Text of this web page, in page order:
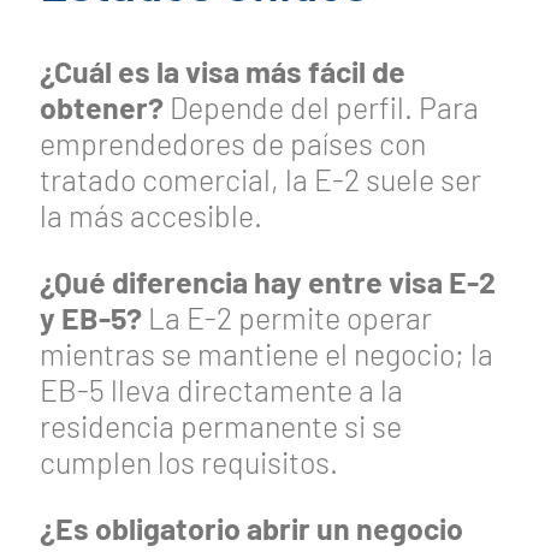
¿Cuál es la visa más fácil de
obtener? Depende del perfil. Para
emprendedores de países con
tratado comercial, la E-2 suele ser
la más accesible.
¿Qué diferencia hay entre visa E-2
y EB-5? La E-2 permite operar
mientras se mantiene el negocio; la
EB-5 lleva directamente a la
residencia permanente si se
cumplen los requisitos.
¿Es obligatorio abrir un negocio